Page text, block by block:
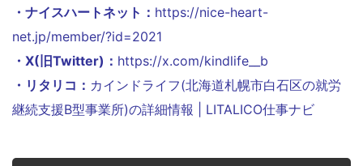
・ナイスハートネット： https://nice-heart-
net.jp/member/?id=2021
・X(旧Twitter)： https://x.com/kindlife__b
・リタリコ： カインドライフ(北海道札幌市白石区の就労
継続支援B型事業所)の詳細情報 | LITALICO仕事ナビ